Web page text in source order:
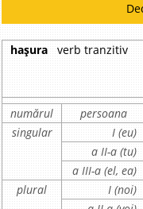
hașura verb tranzitiv
numărul persoana
singular
I (eu)
a II-a (tu)
a III-a (el, ea)
plural
I (noi)